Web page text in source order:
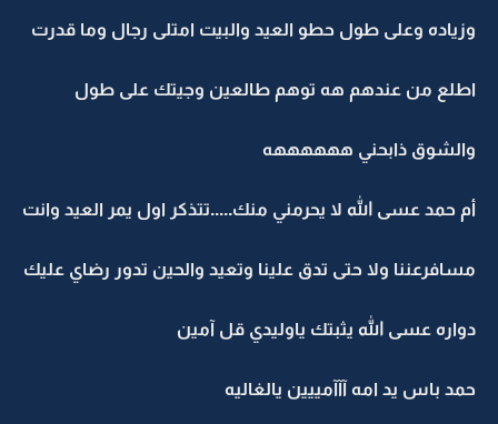
وزياده وعلى طول حطو العيد والبيت امتلى رجال وما قدرت
اطلع من عندهم هه توهم طالعين وجيتك على طول
والشوق ذابحني ههههههه
أم حمد عسى الله لا يحرمني منك.....تتذكر اول يمر العيد وانت
مسافرعننا ولا حتى تدق علينا وتعيد والحين تدور رضاي عليك
دواره عسى الله يثبتك ياوليدي قل آمين
حمد باس يد امه آآآمييين يالغاليه